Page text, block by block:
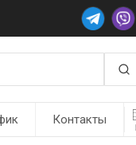
Контакты